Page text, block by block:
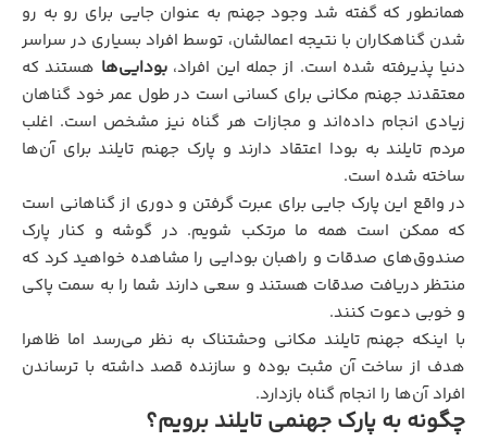
همانطور که گفته شد وجود جهنم به عنوان جایی برای رو به رو
شدن گناهکاران با نتیجه اعمالشان، توسط افراد بسیاری در سراسر
دنیا پذیرفته شده است. از جمله این افراد،بودایی‌ها هستند که
معتقدند جهنم مکانی برای کسانی است در طول عمر خود گناهان
زیادی انجام داده‌اند و مجازات هر گناه نیز مشخص است. اغلب
مردم تایلند به بودا اعتقاد دارند و پارک جهنم تایلند برای ‌‌آن‌ها
ساخته شده است.
در واقع این پارک جایی برای عبرت گرفتن و دوری از گناهانی است
که ممکن است همه ما مرتکب شویم. در گوشه و کنار پارک
صندوق‌های صدقات و راهبان بودایی را مشاهده خواهید کرد که
منتظر دریافت صدقات هستند و سعی دارند شما را به سمت پاکی
و خوبی دعوت کنند.
با اینکه جهنم تایلند مکانی وحشتناک به نظر می‌رسد اما ظاهرا
هدف از ساخت آن مثبت بوده و سازنده قصد داشته با ترساندن
افراد آن‌ها را انجام گناه بازدارد.
چگونه به پارک جهنمی تایلند برویم؟